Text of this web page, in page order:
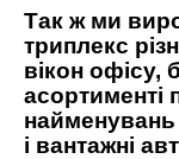
Так ж ми
триплекс
вікон офісу,
асортименті
і вантажні